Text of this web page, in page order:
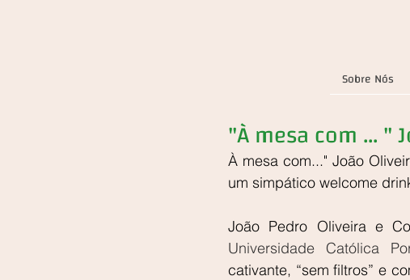
Sobre Nós
"À mesa com ... "
À mesa com..." João
um simpático welcome
João Pedro Oliveira e
Universidade Católica
cativante, “sem filtros” e